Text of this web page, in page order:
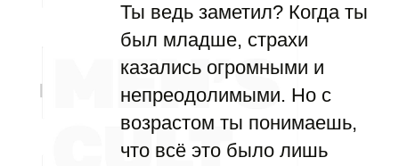
Ты ведь заметил? Когда ты
был младше, страхи
казались огромными и
непреодолимыми. Но с
возрастом ты понимаешь,
что всё это было лишь